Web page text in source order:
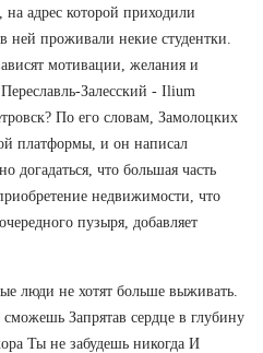
на адрес которой приходили
ней проживали некие студентки.
мотивации, желания и
Залесский - Ilium
По его словам, Замолоцких
платформы, и он написал
догадаться, что большая часть
недвижимости, что
пузыря, добавляет
люди не хотят больше выживать.
Запрятав сердце в глубину
Ты не забудешь никогда И